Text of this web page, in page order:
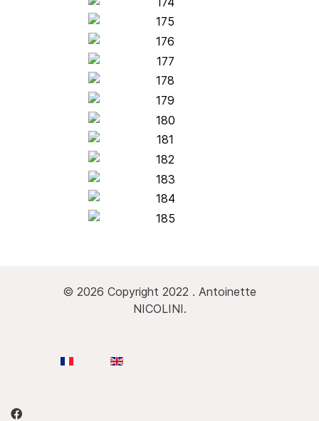
© 2026 Copyright 2022 . Antoinette
NICOLINI.
Sélectionnez votre langue